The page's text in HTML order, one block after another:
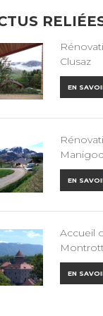
Clusaz
EN
Manigod
EN
Accueil
EN